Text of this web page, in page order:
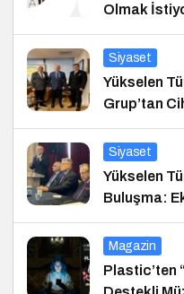
Olmak
Siyaset
Yükselen
Grup’tan
Siyaset
Yükselen
Buluşma:
ve Hukuk
Magazin
Plastic’ten